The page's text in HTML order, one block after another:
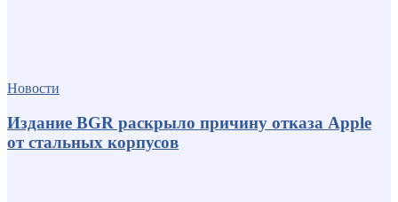
Новости
Издание BGR раскрыло причину отказа Apple
от стальных корпусов